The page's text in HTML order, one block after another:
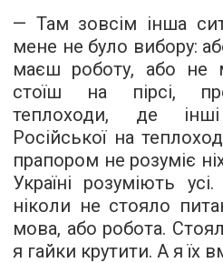
— Там зовсім інша
мене не було вибору:
маєш роботу, або не
стоїш на пірсі,
теплоходи, де
Російської на
прапором не розуміє
Україні розуміють
ніколи не стояло
мова, або робота.
я гайки крутити. А я їх